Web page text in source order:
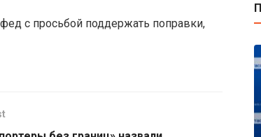
с просьбой поддержать поправки,